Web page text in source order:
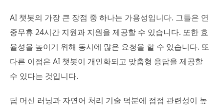
AI 챗봇의 가장 큰 장점 중 하나는 가용성입니다. 그들은 연
중무휴 24시간 지원과 지원을 제공할 수 있습니다. 또한 효
율성을 높이기 위해 동시에 많은 요청을 할 수 있습니다. 또
다른 이점은 AI 챗봇이 개인화되고 맞춤형 응답을 제공할
수 있다는 것입니다.
딥 머신 러닝과 자연어 처리 기술 덕분에 점점 관련성이 높